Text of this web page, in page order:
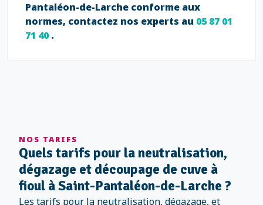
Pantaléon-de-Larche conforme aux
normes, contactez nos experts au 05 87 01
71 40.
NOS TARIFS
Quels tarifs pour la neutralisation,
dégazage et découpage de cuve à
fioul à Saint-Pantaléon-de-Larche ?
Les tarifs pour la neutralisation, dégazage, et